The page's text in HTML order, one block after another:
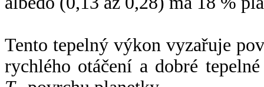
Tento tepelný výkon vyzařuje
rychlého otáčení a dobré